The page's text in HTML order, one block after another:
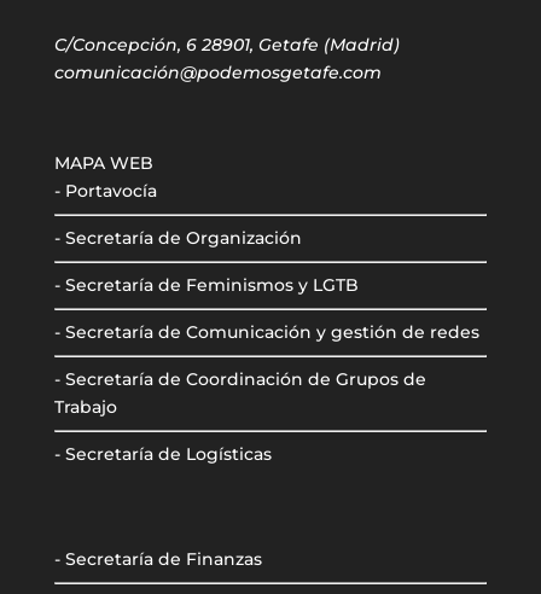
C/Concepción, 6 28901, Getafe (Madrid)
comunicación@podemosgetafe.com
MAPA WEB
- Portavocía
- Secretaría de Organización
- Secretaría de Feminismos y LGTB
- Secretaría de Comunicación y gestión de redes
- Secretaría de Coordinación de Grupos de
Trabajo
- Secretaría de Logísticas
- Secretaría de Finanzas